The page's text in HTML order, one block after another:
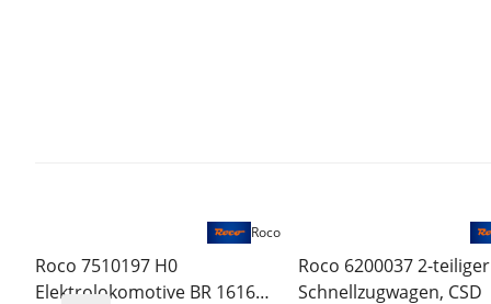
Roco 7510197 H0
Elektrolokomotive BR 1616
Roco
Roco 6200037 2-
Schnellzugwagen, CSD